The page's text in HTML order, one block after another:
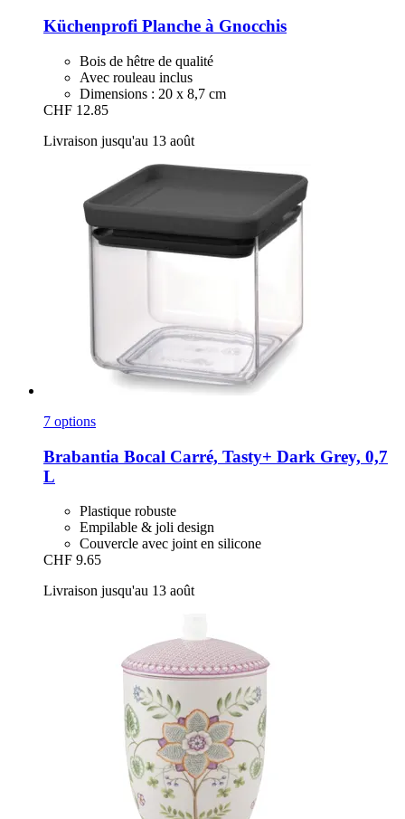
Küchenprofi Planche à Gnocchis
Bois de hêtre de qualité
Avec rouleau inclus
Dimensions : 20 x 8,7 cm
CHF 12.85
Livraison jusqu'au 13 août
7 options
Brabantia Bocal Carré, Tasty+ Dark Grey, 0,7
L
Plastique robuste
Empilable & joli design
Couvercle avec joint en silicone
CHF 9.65
Livraison jusqu'au 13 août